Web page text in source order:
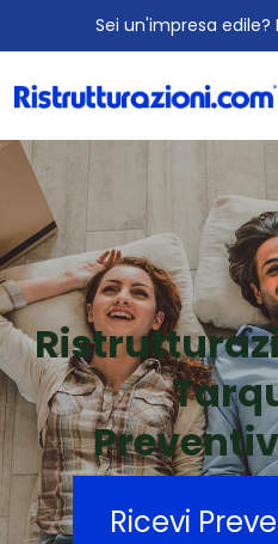
Sei un'impresa
Ricevi